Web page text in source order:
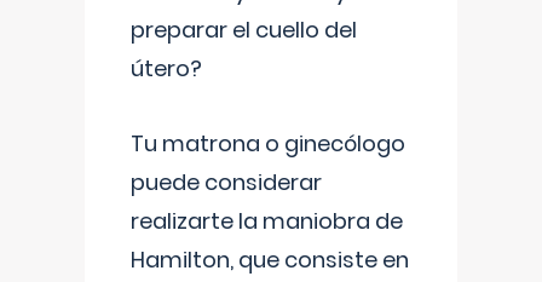
preparar el cuello del
útero?
Tu matrona o ginecólogo
puede considerar
realizarte la maniobra de
Hamilton, que consiste en